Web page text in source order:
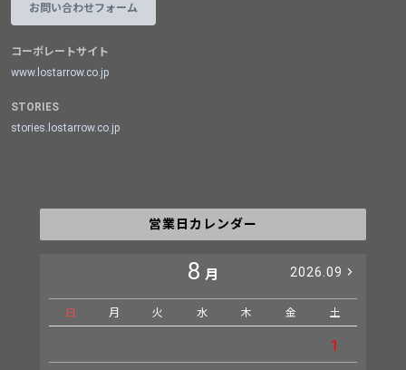
お問い合わせフォーム
コーポレートサイト
www.lostarrow.co.jp
STORIES
stories.lostarrow.co.jp
営業日カレンダー
8 月 2026.09
日 月 火 水 木 金 土
1